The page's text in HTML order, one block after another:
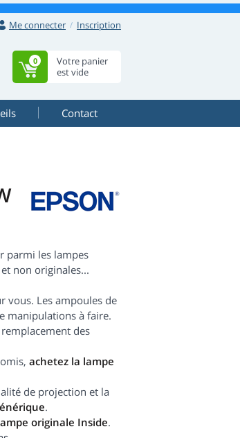
Me connecter
Inscription
Votre panier
est vide
0
Contact
parmi les lampes
non originales...
vous. Les ampoules de
manipulations à faire.
des
achetez la lampe
de projection et la
.
originale Inside.